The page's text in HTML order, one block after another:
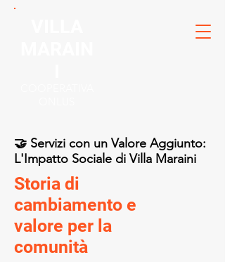
🤝 Servizi con un Valore Aggiunto:
L'Impatto Sociale di Villa Maraini
Storia di
cambiamento e
valore per la
comunità